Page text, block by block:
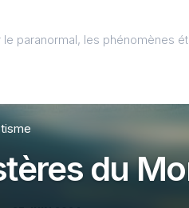
le paranormal, les phénomènes
du